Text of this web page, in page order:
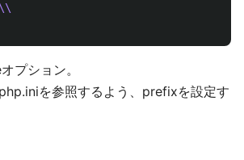
\\
プション。
を参照するよう、prefixを設定す